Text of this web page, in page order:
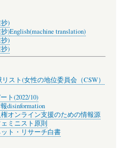
)
)English(machine translation)
)
)
スト(女性の地位委員会（CSW）
ト(2022/10)
disinformation
オンライン支援のための情報源
ミニスト原則
ト・リサーチ白書